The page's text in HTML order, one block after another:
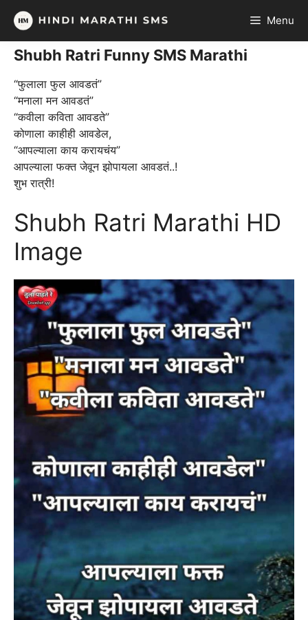
Skip
content
Menu
Shubh Ratri Funny SMS Marathi
“फुलाला फुल आवडतं”
“मनाला मन आवडतं”
“कवीला कविता आवडते”
कोणाला काहीही आवडेल,
“आपल्याला काय करायचंय”
आपल्याला फक्त जेवून झोपायला आवडतं..!
शुभ रात्री!
Shubh Ratri Marathi HD
Image